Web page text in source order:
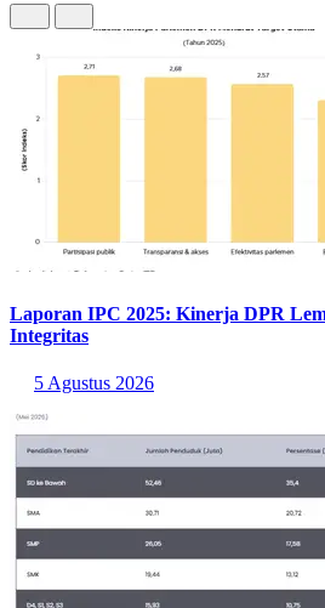
Laporan IPC 2025: Kinerja DPR
Integritas
5 Agustus 2026